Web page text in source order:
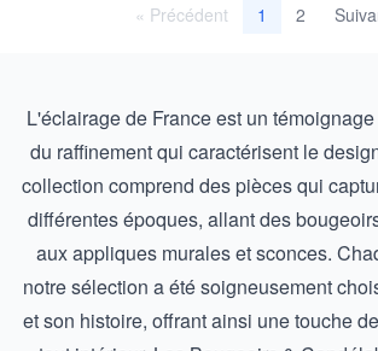
« Précédent 1 2
L'éclairage de France est un
du raffinement qui caractérisent le
collection comprend des pièces qui
différentes époques, allant des
aux appliques murales et sconces.
notre sélection a été soigneusement
et son histoire, offrant ainsi une touche